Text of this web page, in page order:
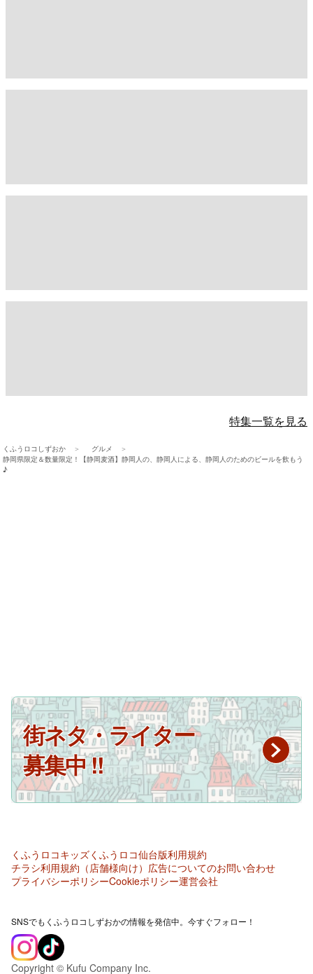
特集一覧を見る
くふうロコしずおか
グルメ
静岡県限定＆数量限定！【静岡麦酒】静岡人の、静岡人による、静岡人のためのビールを飲もう
♪
街ネタ・ライター
募集中 !!
くふうロコキッズくふうロコ仙台版利用規約
チラシ利用規約（店舗様向け） 広告についてのお問い合わせ
プライバシーポリシーCookieポリシー運営会社
SNSでもくふうロコしずおかの情報を発信中。今すぐフォロー！
Copyright © Kufu Company Inc.